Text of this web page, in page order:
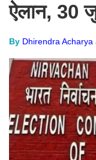
ऐलान, 30
By Dhirendra Acharya